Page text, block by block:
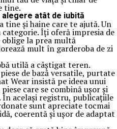
tine.
atât de iubită
tine și haine care te ajută. Un
Îți oferă impresia de
la prea multă
mult în garderoba de zi
utilă a câștigat teren.
de bază versatile, purtate
Wear insistă pe ideea unui
care se combină ușor și
același registru, publicațiile
sunt apreciate tocmai
coerentă și ușor de adaptat